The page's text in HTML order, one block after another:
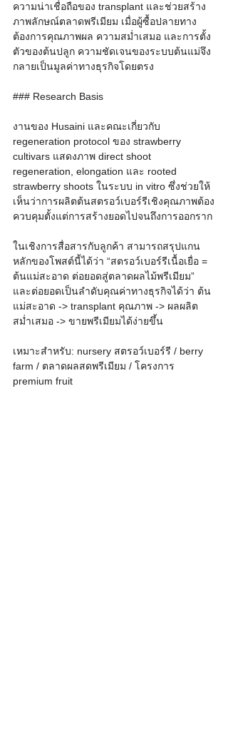
ความน่าเชื่อถือของ transplant และช่วยสร้าง
ภาพลักษณ์ตลาดพรีเมียม เมื่อผู้ซื้อปลายทาง
ต้องการคุณภาพผล ความสม่ำเสมอ และการตั้ง
ตัวของต้นปลูก ความชัดเจนของระบบต้นแม่จึง
กลายเป็นมูลค่าทางธุรกิจโดยตรง
### Research Basis
งานของ Husaini และคณะเกี่ยวกับ
regeneration protocol ของ strawberry
cultivars แสดงภาพ direct shoot
regeneration, elongation และ rooted
strawberry shoots ในระบบ in vitro ซึ่งช่วยให้
เห็นว่าการผลิตต้นสตรอว์เบอร์รีเชิงคุณภาพต้อง
ควบคุมตั้งแต่การสร้างยอดไปจนถึงการออกราก
ในเชิงการสื่อสารกับลูกค้า สามารถสรุปแกน
หลักของโพสต์นี้ได้ว่า “สตรอว์เบอร์รีเนื้อเยื่อ =
ต้นแม่สะอาด ต่อยอดสู่ตลาดผลไม้พรีเมียม”
และต่อยอดเป็นลำดับคุณค่าทางธุรกิจได้ว่า ต้น
แม่สะอาด -> transplant คุณภาพ -> ผลผลิต
สม่ำเสมอ -> ขายพรีเมียมได้ง่ายขึ้น
เหมาะสำหรับ: nursery สตรอว์เบอร์รี / berry
farm / ตลาดผลสดพรีเมียม / โครงการ
premium fruit